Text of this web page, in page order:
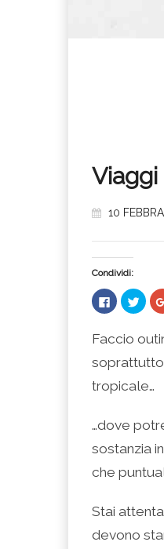
10
Condividi:
Fai
clic
su
Facebook
apre
una
nuova
Fai
clic
su
Twitter
(Si
in
una
Faccio
soprattutto
tropicale…
…dove
sostanzia
che
Stai
devono